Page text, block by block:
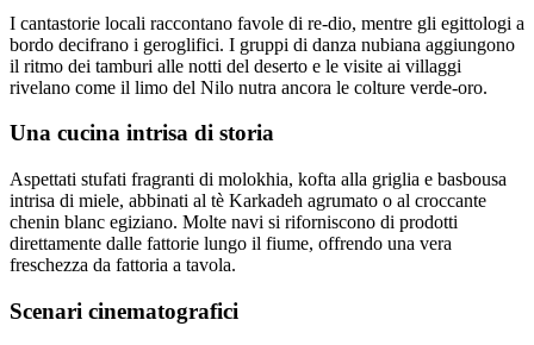
I cantastorie locali raccontano favole di re-dio, mentre gli egittologi a
bordo decifrano i geroglifici. I gruppi di danza nubiana aggiungono
il ritmo dei tamburi alle notti del deserto e le visite ai villaggi
rivelano come il limo del Nilo nutra ancora le colture verde-oro.
Una cucina intrisa di storia
Aspettati stufati fragranti di molokhia, kofta alla griglia e basbousa
intrisa di miele, abbinati al tè Karkadeh agrumato o al croccante
chenin blanc egiziano. Molte navi si riforniscono di prodotti
direttamente dalle fattorie lungo il fiume, offrendo una vera
freschezza da fattoria a tavola.
Scenari cinematografici